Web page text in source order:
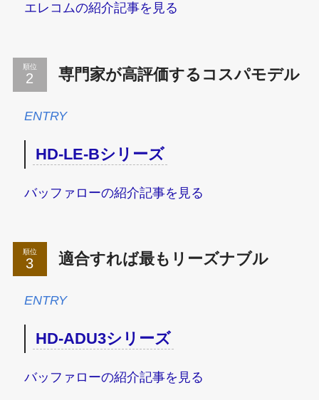
エレコムの紹介記事を見る
順位 専門家が高評価するコスパモデル
ENTRY
HD-LE-Bシリーズ
バッファローの紹介記事を見る
順位 適合すれば最もリーズナブル
ENTRY
HD-ADU3シリーズ
バッファローの紹介記事を見る